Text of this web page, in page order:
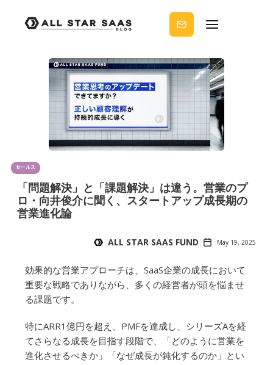
ノウ
ハウ
を受
りま
せん
セールス
「問題解決」と「課題解決」は違う。営業のプ
ロ・向井俊介に聞く、スタートアップ成長期の
営業進化論
ALL STAR SAAS FUND May 19, 2025
効果的な営業アプローチは、SaaS企業の成長において
重要な戦略でありながら、多くの経営者が頭を悩ませ
る課題です。
特にARR1億円を超え、PMFを達成し、シリーズAを経
てさらなる成長を目指す段階で、「どのように営業を
進化させるべきか」「なぜ成長が鈍化するのか」とい